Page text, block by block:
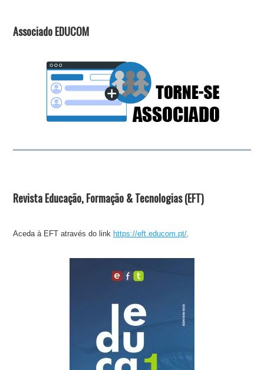
Associado EDUCOM
Revista Educação, Formação & Tecnologias (EFT)
Aceda à EFT através do link https://eft.educom.pt/.